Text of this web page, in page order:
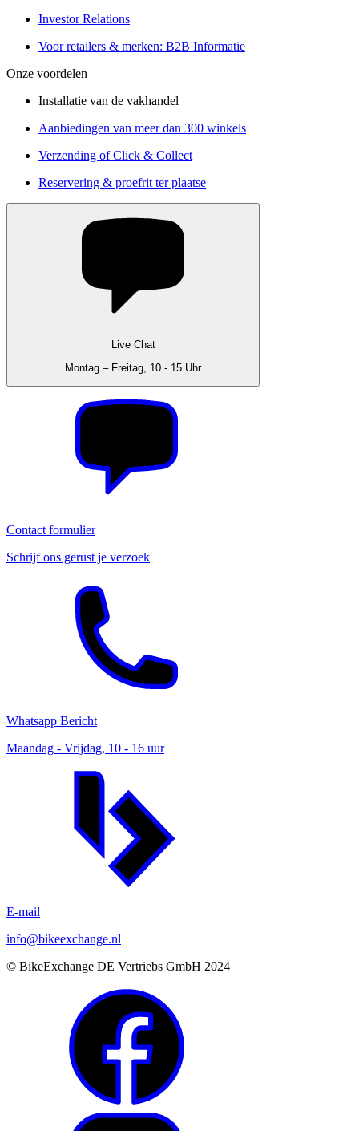
Investor Relations
Voor retailers & merken: B2B Informatie
Onze voordelen
Installatie van de vakhandel
Aanbiedingen van meer dan 300 winkels
Verzending of Click & Collect
Reservering & proefrit ter plaatse
Live Chat
Montag – Freitag, 10 - 15 Uhr
Contact formulier
Schrijf ons gerust je verzoek
Whatsapp Bericht
Maandag - Vrijdag, 10 - 16 uur
E-mail
info@bikeexchange.nl
© BikeExchange DE Vertriebs GmbH 2024